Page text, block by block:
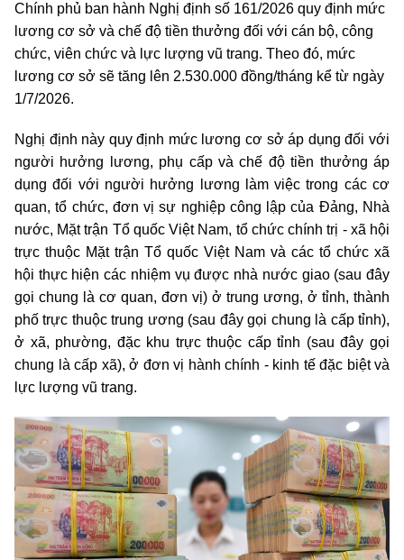
Chính phủ ban hành Nghị định số 161/2026 quy định mức
lương cơ sở và chế độ tiền thưởng đối với cán bộ, công
chức, viên chức và lực lượng vũ trang. Theo đó, mức
lương cơ sở sẽ tăng lên 2.530.000 đồng/tháng kể từ ngày
1/7/2026.
Nghị định này quy định mức lương cơ sở áp dụng đối với
người hưởng lương, phụ cấp và chế độ tiền thưởng áp
dụng đối với người hưởng lương làm việc trong các cơ
quan, tổ chức, đơn vị sự nghiệp công lập của Đảng, Nhà
nước, Mặt trận Tổ quốc Việt Nam, tổ chức chính trị - xã hội
trực thuộc Mặt trận Tổ quốc Việt Nam và các tổ chức xã
hội thực hiện các nhiệm vụ được nhà nước giao (sau đây
gọi chung là cơ quan, đơn vị) ở trung ương, ở tỉnh, thành
phố trực thuộc trung ương (sau đây gọi chung là cấp tỉnh),
ở xã, phường, đặc khu trực thuộc cấp tỉnh (sau đây gọi
chung là cấp xã), ở đơn vị hành chính - kinh tế đặc biệt và
lực lượng vũ trang.